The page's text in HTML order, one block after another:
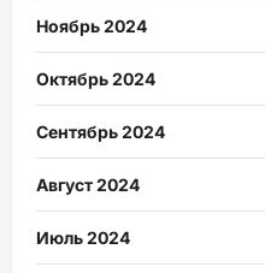
Ноябрь 2024
Октябрь 2024
Сентябрь 2024
Август 2024
Июль 2024